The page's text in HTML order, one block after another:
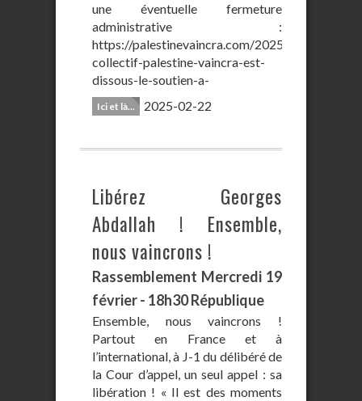
une éventuelle fermeture
administrative :
https://palestinevaincra.com/2025/02/le-
collectif-palestine-vaincra-est-
dissous-le-soutien-a-
Ici et là... 2025-02-22
Libérez Georges
Abdallah ! Ensemble,
nous vaincrons !
Rassemblement Mercredi 19
février - 18h30 République
Ensemble, nous vaincrons !
Partout en France et à
l’international, à J-1 du délibéré de
la Cour d’appel, un seul appel : sa
libération ! « Il est des moments